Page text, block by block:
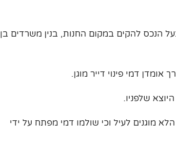
הנכס להקים במקום החנות, בנין משרדים בן
דמי פינוי דייר מוגן.
שלפניו.
מוגנים לעיל וכי שולמו דמי מפתח על ידי